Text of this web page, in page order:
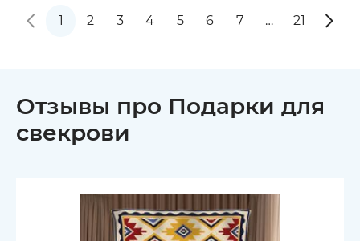
1 2 3 4 5 6 7 … 21
Отзывы про Подарки для
свекрови